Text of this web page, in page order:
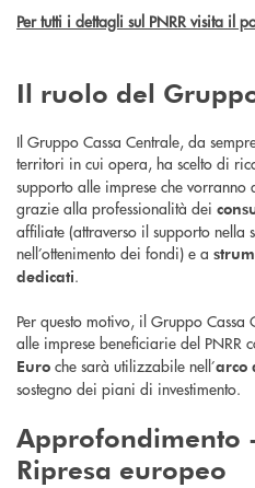
Per tutti i dettagli sul PNRR visita il
Il ruolo del
Il Gruppo Cassa Centrale, da
territori in cui opera, ha scelto di
supporto alle imprese che
grazie alla professionalità dei
affiliate (attraverso il supporto nella
nell’ottenimento dei fondi) e a
dedicati.
Per questo motivo, il Gruppo Cassa
alle imprese beneficiarie del PNRR
Euro che sarà utilizzabile nell’arco
sostegno dei piani di investimento.
Approfondimento
Ripresa europeo